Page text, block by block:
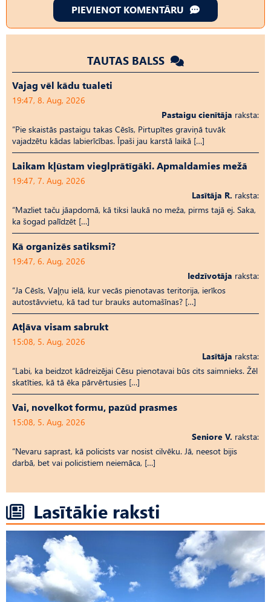
PIEVIENOT KOMENTĀRU
TAUTAS BALSS
Vajag vēl kādu tualeti
19:47, 8. Aug, 2026
Pastaigu cienītāja raksta:
“Pie skaistās pastaigu takas Cēsīs, Pirtupītes graviņā tuvāk
vajadzētu kādas labierīcības. Īpaši jau karstā laikā […]
Laikam kļūstam vieglprātīgāki. Apmaldamies mežā
19:47, 7. Aug, 2026
Lasītāja R. raksta:
“Mazliet taču jāapdomā, kā tiksi laukā no meža, pirms tajā ej. Saka,
ka šogad palīdzēt […]
Kā organizēs satiksmi?
19:47, 6. Aug, 2026
Iedzīvotāja raksta:
“Ja Cēsīs, Vaļņu ielā, kur vecās pienotavas teritorija, ierīkos
autostāvvietu, kā tad tur brauks automašīnas? […]
Atļāva visam sabrukt
15:08, 5. Aug, 2026
Lasītāja raksta:
“Labi, ka beidzot kādreizējai Cēsu pienotavai būs cits saimnieks. Žēl
skatīties, kā tā ēka pārvērtusies […]
Vai, novelkot formu, pazūd prasmes
15:08, 5. Aug, 2026
Seniore V. raksta:
“Nevaru saprast, kā policists var nosist cilvēku. Jā, neesot bijis
darbā, bet vai policistiem neiemāca, […]
Lasītākie raksti